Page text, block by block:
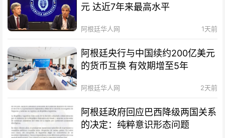
元 达近7年来最高水平
阿根廷华人网 1天前
阿根廷央行与中国续约200亿美元
的货币互换 有效期增至5年
阿根廷华人网 2天前
阿根廷政府回应巴西降级两国关系
的决定：纯粹意识形态问题